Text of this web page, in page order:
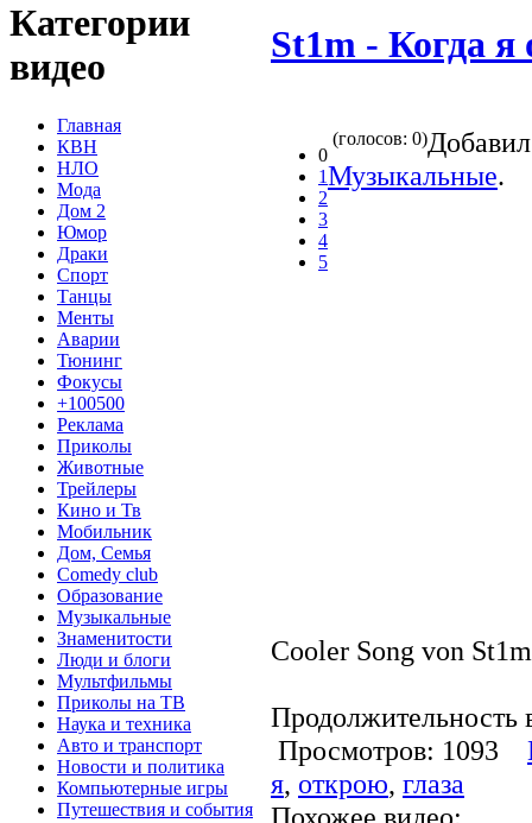
Категории
видео
Главная
КВН
НЛО
Мода
Дом 2
Юмор
Драки
Спорт
Танцы
Менты
Аварии
Тюнинг
Фокусы
+100500
Реклама
Приколы
Животные
Трейлеры
Кино и Тв
Мобильник
Дом, Семья
Comedy club
Образование
Музыкальные
Знаменитости
Люди и блоги
Мультфильмы
Приколы на ТВ
Наука и техника
Авто и транспорт
Новости и политика
Компьютерные игры
Путешествия и события
St1m - Когда я
0
1
2
3
4
5
(голосов: 0)
Музыкальные.
Cooler Song von
Продолжительность
Просмотров: 1093
я, открою, глаза
Похожее видео: